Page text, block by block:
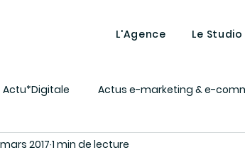
L'Agence Le Studio
Actu*Digitale Actus e-marketing & e-
Lexique - Définitions
2017 1 min de lecture